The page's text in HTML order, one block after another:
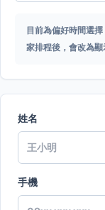
目前為偏好時間選
家排程後，會改為顯
姓名
手機